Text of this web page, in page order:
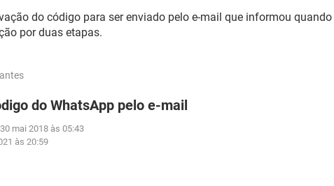
do código para ser enviado pelo e-mail que informou quando
por duas etapas.
do WhatsApp pelo e-mail
30 mai 2018 às 05:43
às 20:59